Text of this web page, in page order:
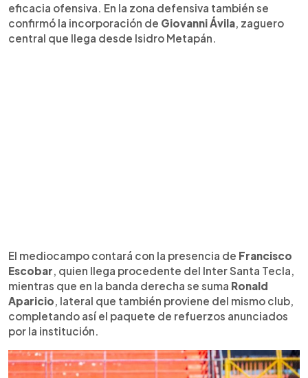
eficacia ofensiva. En la zona defensiva también se
confirmó la incorporación de Giovanni Ávila, zaguero
central que llega desde Isidro Metapán.
El mediocampo contará con la presencia de Francisco
Escobar, quien llega procedente del Inter Santa Tecla,
mientras que en la banda derecha se suma Ronald
Aparicio, lateral que también proviene del mismo club,
completando así el paquete de refuerzos anunciados
por la institución.